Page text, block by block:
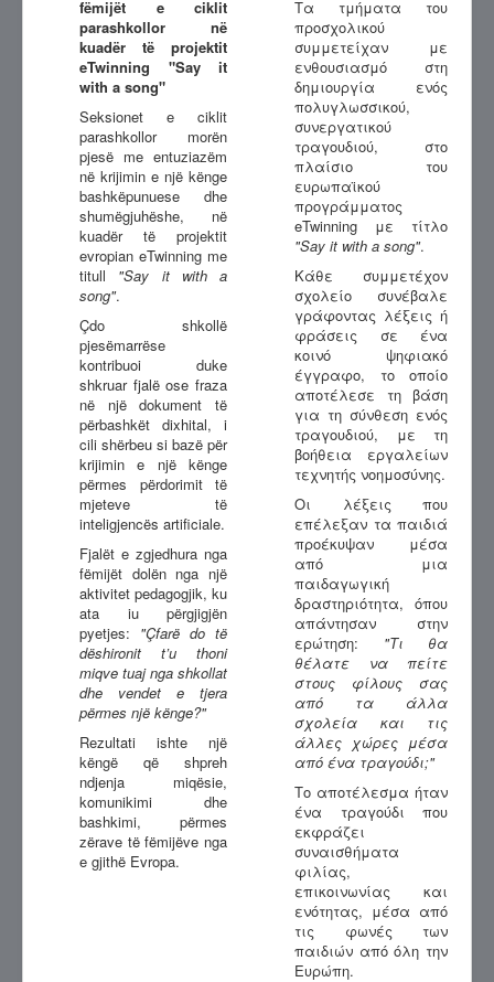
fëmijët e ciklit
parashkollor në
kuadër të projektit
eTwinning "Say it
with a song"
Seksionet e ciklit
parashkollor morën
pjesë me entuziazëm
në krijimin e një kënge
bashkëpunuese dhe
shumëgjuhëshe, në
kuadër të projektit
evropian eTwinning me
titull "Say it with a
song".
Çdo shkollë
pjesëmarrëse
kontribuoi duke
shkruar fjalë ose fraza
në një dokument të
përbashkët dixhital, i
cili shërbeu si bazë për
krijimin e një kënge
përmes përdorimit të
mjeteve të
inteligjencës artificiale.
Fjalët e zgjedhura nga
fëmijët dolën nga një
aktivitet pedagogjik, ku
ata iu përgjigjën
pyetjes: "Çfarë do të
dëshironit t’u thoni
miqve tuaj nga shkollat
dhe vendet e tjera
përmes një kënge?"
Rezultati ishte një
këngë që shpreh
ndjenja miqësie,
komunikimi dhe
bashkimi, përmes
zërave të fëmijëve nga
e gjithë Evropa.
Τα τμήματα του
προσχολικού
συμμετείχαν με
ενθουσιασμό στη
δημιουργία ενός
πολυγλωσσικού,
συνεργατικού
τραγουδιού, στο
πλαίσιο του
ευρωπαϊκού
προγράμματος
eTwinning με τίτλο
"Say it with a song".
Κάθε συμμετέχον
σχολείο συνέβαλε
γράφοντας λέξεις ή
φράσεις σε ένα
κοινό ψηφιακό
έγγραφο, το οποίο
αποτέλεσε τη βάση
για τη σύνθεση ενός
τραγουδιού, με τη
βοήθεια εργαλείων
τεχνητής νοημοσύνης.
Οι λέξεις που
επέλεξαν τα παιδιά
προέκυψαν μέσα
από μια
παιδαγωγική
δραστηριότητα, όπου
απάντησαν στην
ερώτηση: "Τι θα
θέλατε να πείτε
στους φίλους σας
από τα άλλα
σχολεία και τις
άλλες χώρες μέσα
από ένα τραγούδι;"
Το αποτέλεσμα ήταν
ένα τραγούδι που
εκφράζει
συναισθήματα
φιλίας,
επικοινωνίας και
ενότητας, μέσα από
τις φωνές των
παιδιών από όλη την
Ευρώπη.